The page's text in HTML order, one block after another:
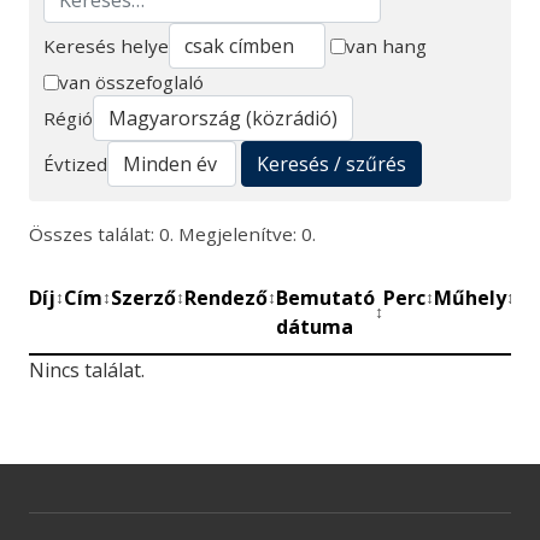
Keresés
Keresés helye
van hang
van összefoglaló
Régió
Évtized
Keresés / szűrés
Összes találat: 0. Megjelenítve: 0.
Díj↕Cím↕Szerző↕Rendező↕Bemutató
dátuma
↕
Perc↕Műhely↕
Nincs találat.